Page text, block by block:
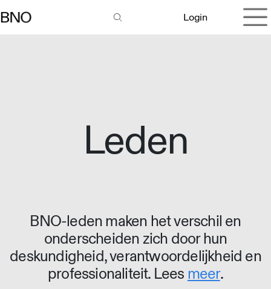
Login
Leden
BNO-leden maken het verschil en
onderscheiden zich door hun
deskundigheid, verantwoordelijkheid en
professionaliteit. Lees meer.